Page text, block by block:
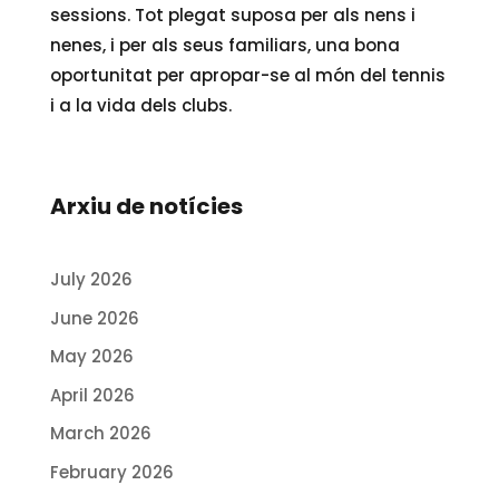
sessions. Tot plegat suposa per als nens i
nenes, i per als seus familiars, una bona
oportunitat per apropar-se al món del tennis
i a la vida dels clubs.
Arxiu de notícies
July 2026
June 2026
May 2026
April 2026
March 2026
February 2026